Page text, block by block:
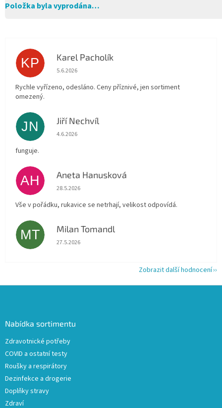
Položka byla vyprodána…
KP Karel Pacholík
Hodnocení obchodu je 4 z 5 hvězdiček.
5.6.2026
Rychle vyřízeno, odesláno. Ceny příznivé, jen sortiment
omezený.
JN Jiří Nechvíl
Hodnocení obchodu je 5 z 5 hvězdiček.
4.6.2026
funguje.
AH Aneta Hanusková
Hodnocení obchodu je 5 z 5 hvězdiček.
28.5.2026
Vše v pořádku, rukavice se netrhají, velikost odpovídá.
MT Milan Tomandl
Hodnocení obchodu je 5 z 5 hvězdiček.
27.5.2026
Zobrazit další hodnocení
Nabídka sortimentu
Zdravotnické potřeby
COVID a ostatní testy
Roušky a respirátory
Dezinfekce a drogerie
Doplňky stravy
Zdraví